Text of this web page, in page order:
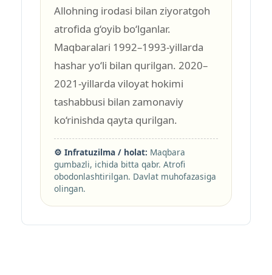
Allohning irodasi bilan ziyoratgoh
atrofida g‘oyib bo‘lganlar.
Maqbaralari 1992–1993-yillarda
hashar yo‘li bilan qurilgan. 2020–
2021-yillarda viloyat hokimi
tashabbusi bilan zamonaviy
ko‘rinishda qayta qurilgan.
⚙️ Infratuzilma / holat: Maqbara
gumbazli, ichida bitta qabr. Atrofi
obodonlashtirilgan. Davlat muhofazasiga
olingan.